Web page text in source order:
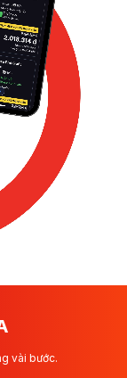
vài bước.